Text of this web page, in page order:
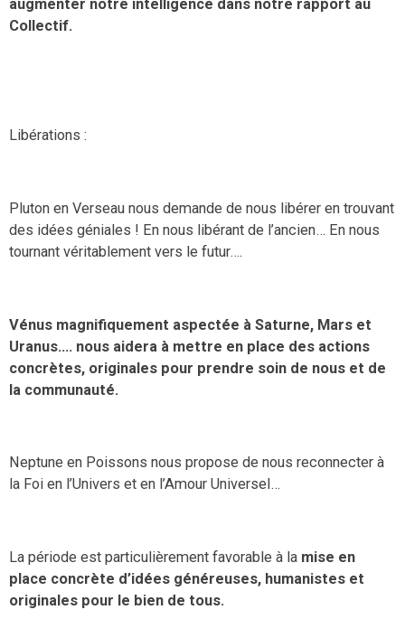
augmenter notre intelligence dans notre rapport au
Collectif.
Libérations :
Pluton en Verseau nous demande de nous libérer en trouvant
des idées géniales ! En nous libérant de l’ancien… En nous
tournant véritablement vers le futur….
Vénus magnifiquement aspectée à Saturne, Mars et
Uranus…. nous aidera à mettre en place des actions
concrètes, originales pour prendre soin de nous et de
la communauté.
Neptune en Poissons nous propose de nous reconnecter à
la Foi en l’Univers et en l’Amour Universel…
La période est particulièrement favorable à la mise en
place concrète d’idées généreuses, humanistes et
originales pour le bien de tous.